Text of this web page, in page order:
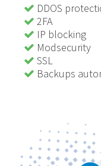
DDOS
2FA
IP blocking
Modsecurity
SSL
Backups